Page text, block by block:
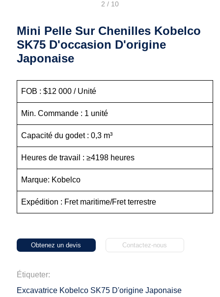
2 / 10
Mini Pelle Sur Chenilles Kobelco
SK75 D'occasion D'origine
Japonaise
FOB : $12 000 / Unité
Min. Commande : 1 unité
Capacité du godet : 0,3 m³
Heures de travail : ≥4198 heures
Marque: Kobelco
Expédition : Fret maritime/Fret terrestre
Obtenez un devis Contactez-nous
Étiqueter:
Excavatrice Kobelco SK75 D'origine Japonaise